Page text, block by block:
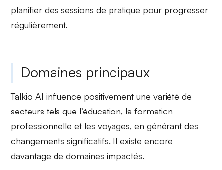
planifier des sessions de pratique pour progresser
régulièrement.
Domaines principaux
Talkio AI influence positivement une variété de
secteurs tels que l’éducation, laformation
professionnelle et lesvoyages, en générant des
changements significatifs. Il existe encore
davantage de domaines impactés.